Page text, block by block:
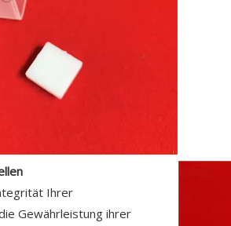
Ihrer
Gewährleistung ihrer